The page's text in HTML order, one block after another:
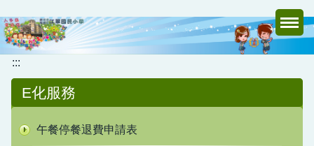
到
主
要
內
區
:::
E化服務
午餐停餐退費申請表